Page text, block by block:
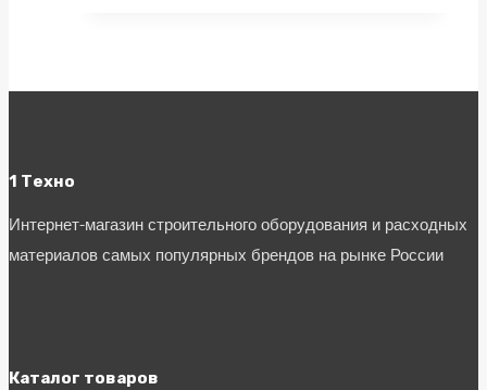
1 Техно
Интернет-магазин строительного оборудования и расходных
материалов самых популярных брендов на рынке России
Каталог товаров